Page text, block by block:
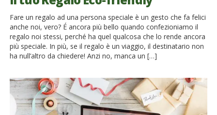
Fare un regalo ad una persona speciale è un gesto che fa felici
anche noi, vero? É ancora più bello quando confezioniamo il
regalo noi stessi, perché ha quel qualcosa che lo rende ancora
più speciale. In più, se il regalo è un viaggio, il destinatario non
ha null’altro da chiedere! Anzi no, manca un […]